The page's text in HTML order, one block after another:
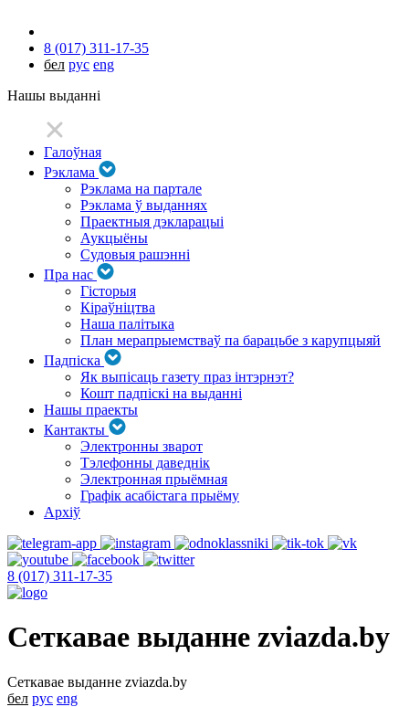
8 (017) 311-17-35
бел рус eng
Нашы выданні
Галоўная
Рэклама
Рэклама на партале
Рэклама ў выданнях
Праектныя дэкларацыі
Аукцыёны
Судовыя рашэнні
Пра нас
Гісторыя
Кіраўніцтва
Наша палітыка
План мерапрыемстваў па барацьбе з карупцыяй
Падпіска
Як выпісаць газету праз інтэрнэт?
Кошт падпіскі на выданні
Нашы праекты
Кантакты
Электронны зварот
Тэлефонны даведнік
Электронная прыёмная
Графік асабістага прыёму
Архіў
8 (017) 311-17-35
Сеткавае выданне zviazda.by
Сеткавае выданне zviazda.by
бел рус eng